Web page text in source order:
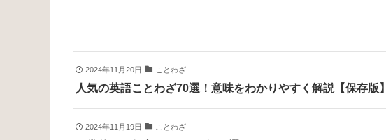
2024年11月20日 ことわざ
人気の英語ことわざ70選！意味をわかりやすく解説【保存版】
2024年11月19日 ことわざ